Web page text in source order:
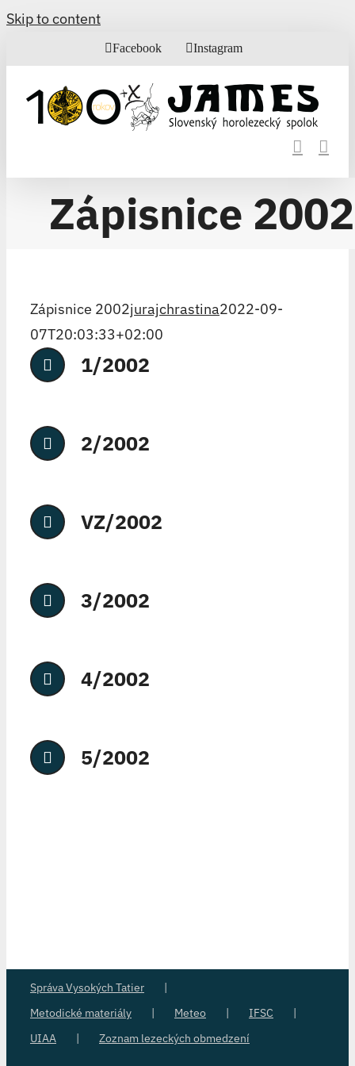
Skip to content
Facebook Instagram
Zápisnice 2002
Zápisnice 2002jurajchrastina2022-09-
07T20:03:33+02:00
1/2002
2/2002
VZ/2002
3/2002
4/2002
5/2002
Správa Vysokých Tatier
Metodické materiály
Meteo
IFSC
UIAA
Zoznam lezeckých obmedzení